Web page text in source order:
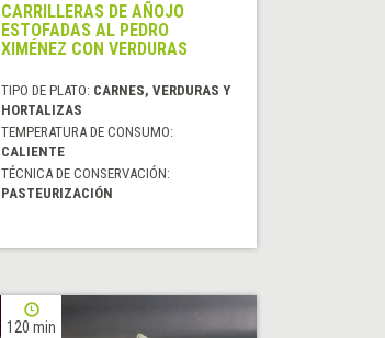
CARRILLERAS DE AÑOJO
ESTOFADAS AL PEDRO
XIMÉNEZ CON VERDURAS
TIPO DE PLATO: CARNES, VERDURAS Y
HORTALIZAS
TEMPERATURA DE CONSUMO:
CALIENTE
TÉCNICA DE CONSERVACIÓN:
PASTEURIZACIÓN
120 min